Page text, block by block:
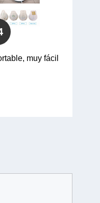
muy fácil